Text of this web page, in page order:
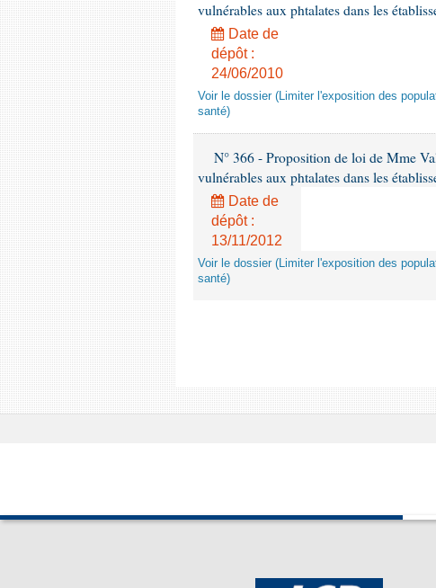
vulnérables aux phtalates dans les
Date de
dépôt :
24/06/2010
Voir le dossier (Limiter l'exposition des
santé)
N° 366 - Proposition de loi de Mme
vulnérables aux phtalates dans les
Date de
dépôt :
13/11/2012
Voir le dossier (Limiter l'exposition des
santé)